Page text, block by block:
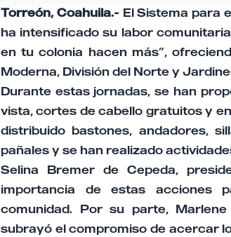
Torreón, Coahuila.-El Sistema para
ha intensificado su labor
en tu colonia hacen más”,
Moderna, División del Norte y
Durante estas jornadas, se han
vista, cortes de cabello gratuitos y
distribuido bastones, andadores,
pañales y se han realizado
Selina Bremer de Cepeda,
importancia de estas acciones
comunidad. Por su parte,
subrayó el compromiso de acercar